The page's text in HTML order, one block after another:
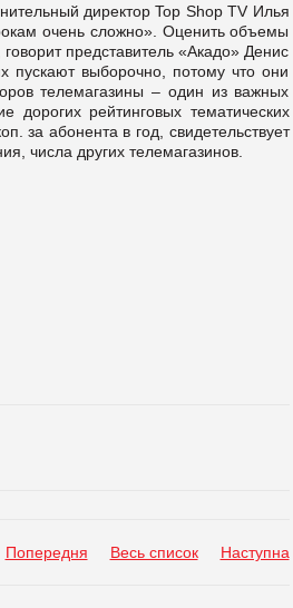
директор Top Shop TV Илья
очень сложно». Оценить объемы
представитель «Акадо» Денис
пускают выборочно, потому что они
телемагазины – один из важных
дорогих рейтинговых тематических
за абонента в год, свидетельствует
числа других телемагазинов.
Попередня Весь список Наступна